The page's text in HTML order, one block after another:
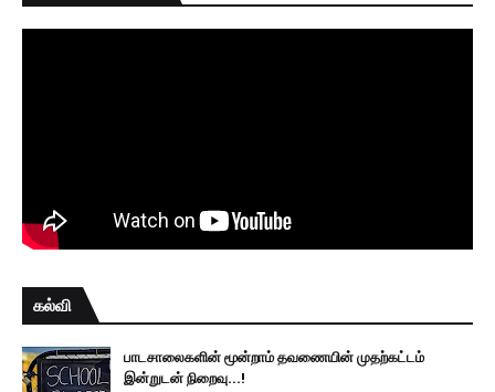
கல்வி
பாடசாலைகளின் மூன்றாம் தவணையின் முதற்கட்டம்
இன்றுடன் நிறைவு...!